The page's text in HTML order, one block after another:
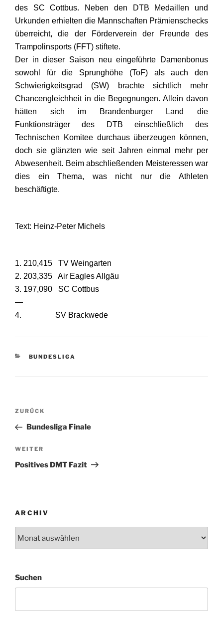
des SC Cottbus. Neben den DTB Medaillen und
Urkunden erhielten die Mannschaften Prämienschecks
überreicht, die der Förderverein der Freunde des
Trampolinsports (FFT) stiftete.
Der in dieser Saison neu eingeführte Damenbonus
sowohl für die Sprunghöhe (ToF) als auch den
Schwierigkeitsgrad (SW) brachte sichtlich mehr
Chancengleichheit in die Begegnungen. Allein davon
hätten sich im Brandenburger Land die
Funktionsträger des DTB einschließlich des
Technischen Komitee durchaus überzeugen können,
doch sie glänzten wie seit Jahren einmal mehr per
Abwesenheit. Beim abschließenden Meisteressen war
dies ein Thema, was nicht nur die Athleten
beschäftigte.
Text: Heinz-Peter Michels
1. 210,415 TV Weingarten
2. 203,335 Air Eagles Allgäu
3. 197,090 SC Cottbus
—
4. SV Brackwede
KATEGORIEN
BUNDESLIGA
Beitragsnavigation
Vorheriger
Beitrag
ZURÜCK
Bundesliga Finale
Nächster
Beitrag
WEITER
Positives DMT Fazit
ARCHIV
Suchen